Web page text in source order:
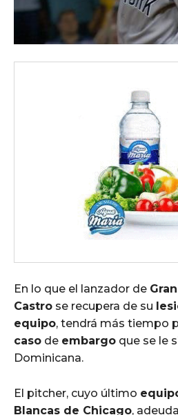
En lo que el lanzador de
Castro se recupera de su
equipo, tendrá más tiempo
caso de embargo que se le
Dominicana.
El pitcher, cuyo último
Blancas de Chicago,